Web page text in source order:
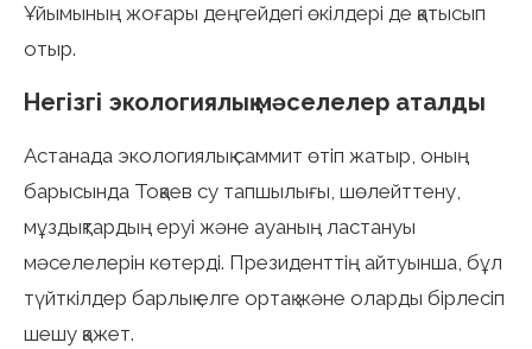
Ұйымының жоғары деңгейдегі өкілдері де қатысып
отыр.
Негізгі экологиялық мәселелер аталды
Астанада экологиялық саммит өтіп жатыр, оның
барысында Тоқаев су тапшылығы, шөлейттену,
мұздықтардың еруі және ауаның ластануы
мәселелерін көтерді. Президенттің айтуынша, бұл
түйткілдер барлық елге ортақ және оларды бірлесіп
шешу қажет.